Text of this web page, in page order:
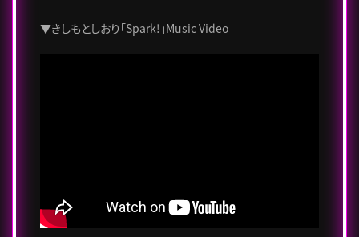
▼きしもとしおり「Spark!」Music Video